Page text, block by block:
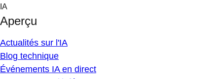
Skip
content
IA
Aperçu
Actualités sur l'IA
Blog technique
Événements IA en direct